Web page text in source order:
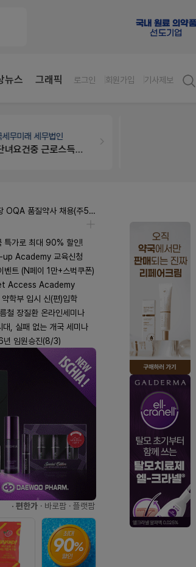
뉴스 그래픽 로그인 회원가입 기사제보
률법무법인 규원
합니다
향남공장 OQA 품질약사 채용(주5일/파트타임 가능)
특가로 최대 90% 할인!
Academy 교육신청
벤트 (N페이 1만+스벅쿠폰)
Access Academy
학부 입시 신(편)입학
철 장질환 온라인세미나
, 실패 없는 개국 세미나
년 임원승진(8/3)
· 편한가 · 바로팜 · 플랫팜